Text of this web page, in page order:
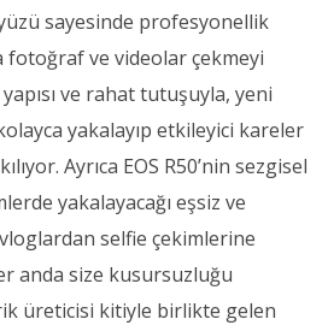
sayesinde profesyonellik
ve videolar çekmeyi
ve rahat tutuşuyla, yeni
yakalayıp etkileyici kareler
Ayrıca EOS R50’nin sezgisel
yakalayacağı eşsiz ve
selfie çekimlerine
anda size kusursuzluğu
üreticisi kitiyle birlikte gelen